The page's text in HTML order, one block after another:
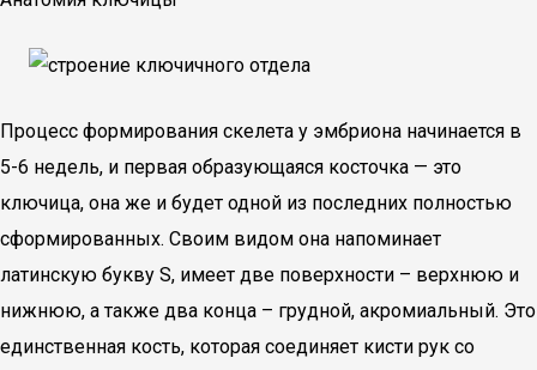
Процесс формирования скелета у эмбриона начинается в
5-6 недель, и первая образующаяся косточка — это
ключица, она же и будет одной из последних полностью
сформированных. Своим видом она напоминает
латинскую букву S, имеет две поверхности – верхнюю и
нижнюю, а также два конца – грудной, акромиальный. Это
единственная кость, которая соединяет кисти рук со